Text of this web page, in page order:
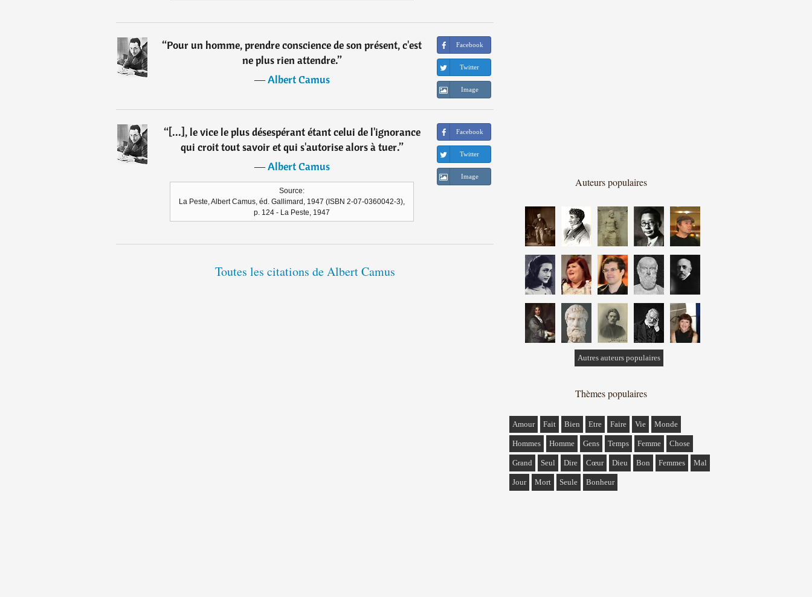
“Pour un homme, prendre conscience de son présent, c'est
ne plus rien attendre.”
―Albert Camus
Facebook
Twitter
Image
“[...], le vice le plus désespérant étant celui de l'ignorance
qui croit tout savoir et qui s'autorise alors à tuer.”
―Albert Camus
Source:
La Peste, Albert Camus, éd. Gallimard, 1947 (ISBN 2-07-0360042-3),
p. 124 - La Peste, 1947
Facebook
Twitter
Image
Toutes les citations de Albert Camus
Auteurs populaires
Autres auteurs populaires
Thèmes populaires
Amour Fait Bien Etre Faire Vie Monde
Hommes Homme Gens Temps Femme Chose
Grand Seul Dire Cœur Dieu Bon Femmes Mal
Jour Mort Seule Bonheur